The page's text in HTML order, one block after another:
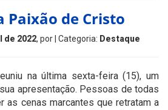
Paixão de Cristo
de 2022, por | Categoria: Destaque
na última sexta-feira (15), um
apresentação. Pessoas de todas
as cenas marcantes que retratam a